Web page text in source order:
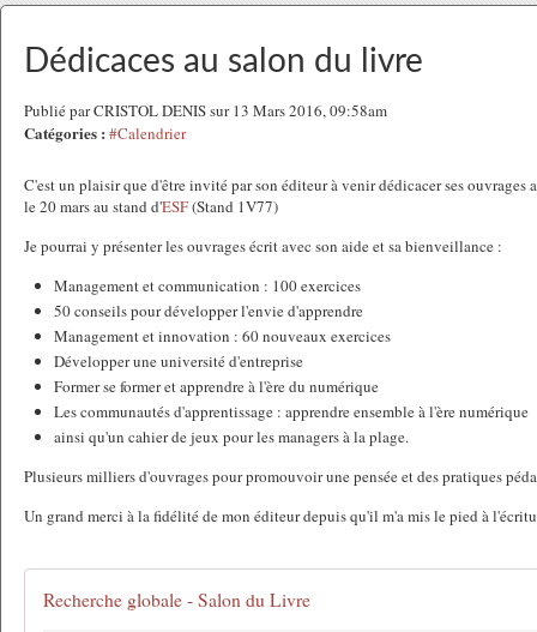
Dédicaces au salon du livre
Publié par CRISTOL DENIS sur 13 Mars 2016, 09:58am
Catégories : #Calendrier
C'est un plaisir que d'être invité par son éditeur à venir dédicacer ses ouvrages
le 20 mars au stand d'ESF(Stand 1V77)
Je pourrai y présenter les ouvrages écrit avec son aide et sa bienveillance :
Management et communication : 100 exercices
50 conseils pour développer l'envie d'apprendre
Management et innovation : 60 nouveaux exercices
Développer une université d'entreprise
Former se former et apprendre à l'ère du numérique
Les communautés d'apprentissage : apprendre ensemble à l'ère numérique
ainsi qu'un cahier de jeux pour les managers à la plage.
Plusieurs milliers d'ouvrages pour promouvoir une pensée et des pratiques
Un grand merci à la fidélité de mon éditeur depuis qu'il m'a mis le pied à
Recherche globale - Salon du Livre